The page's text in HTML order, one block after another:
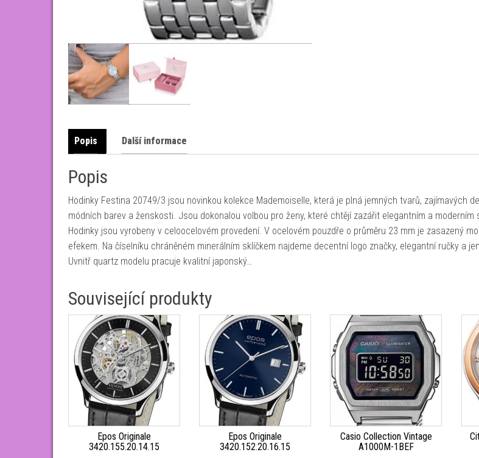
Popis Další informace
Popis
Hodinky Festina 20749/3 jsou novinkou kolekce Mademoiselle, která je plná jemných tvarů, zajímavých
módních barev a ženskosti. Jsou dokonalou volbou pro ženy, které chtějí zazářit elegantním a moderním
Hodinky jsou vyrobeny v celoocelovém provedení. V ocelovém pouzdře o průměru 23 mm je zasazený
efekem. Na číselníku chráněném minerálním sklíčkem najdeme decentní logo značky, elegantní ručky a
Uvnitř quartz modelu pracuje kvalitní japonský…
Související produkty
Epos Originale
3420.155.20.14.15
Epos Originale
3420.152.20.16.15
Casio Collection Vintage
A1000M-1BEF